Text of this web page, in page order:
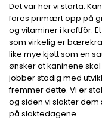
Det var her vi starta.
fores primært opp på
og vitaminer i kraftfôr.
som virkelig er
like mye kjøtt som en
ønsker at kaninene
jobber stadig med
fremmer dette. Vi er
og siden vi slakter dem
på slaktedagene.